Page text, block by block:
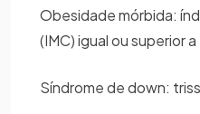
Obesidade mórbida:
(IMC) igual ou superior
Síndrome de down: